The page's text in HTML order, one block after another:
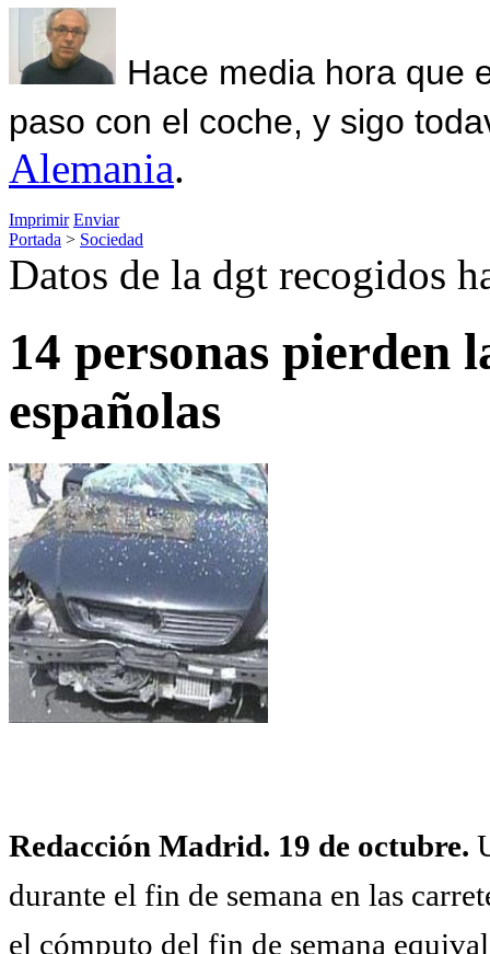
Hace media hora que
paso con el coche, y sigo
Alemania.
Imprimir Enviar
Portada > Sociedad
Datos de la dgt recogidos
14 personas pierden
españolas
Redacción Madrid. 19 de octubre.
durante el fin de semana en las
el cómputo del fin de semana